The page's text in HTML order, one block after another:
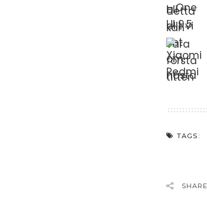
TAGS:
SHARE